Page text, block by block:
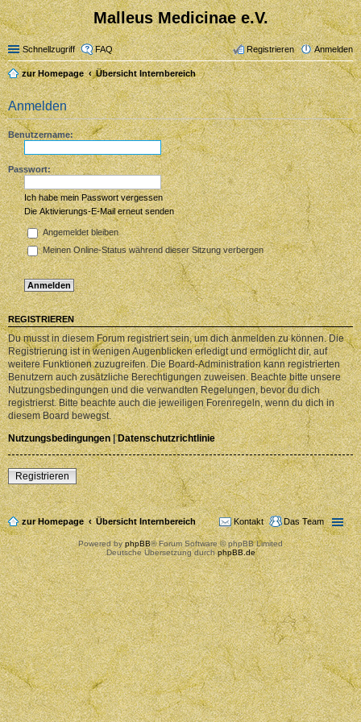
Malleus Medicinae e.V.
Schnellzugriff FAQ Anmelden
Registrieren
zur Homepage Übersicht Internbereich
Anmelden
Benutzername:
Passwort:
Ich habe mein Passwort vergessen
Die Aktivierungs-E-Mail erneut senden
Angemeldet bleiben
Meinen Online-Status während dieser Sitzung verbergen
REGISTRIEREN
Du musst in diesem Forum registriert sein, um dich anmelden zu können. Die
Registrierung ist in wenigen Augenblicken erledigt und ermöglicht dir, auf
weitere Funktionen zuzugreifen. Die Board-Administration kann registrierten
Benutzern auch zusätzliche Berechtigungen zuweisen. Beachte bitte unsere
Nutzungsbedingungen und die verwandten Regelungen, bevor du dich
registrierst. Bitte beachte auch die jeweiligen Forenregeln, wenn du dich in
diesem Board bewegst.
Nutzungsbedingungen|Datenschutzrichtlinie
Registrieren
zur Homepage Übersicht Internbereich Das Team
Kontakt
Powered byphpBB® Forum Software © phpBB Limited
Deutsche Übersetzung durchphpBB.de